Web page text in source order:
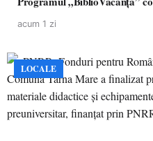
acum 1 zi
LOCALE